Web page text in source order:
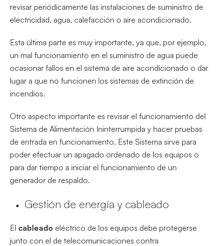
revisar periódicamente las instalaciones de suministro de
electricidad, agua, calefacción o aire acondicionado.
Esta última parte es muy importante, ya que, por ejemplo,
un mal funcionamiento en el suministro de agua puede
ocasionar fallos en el sistema de aire acondicionado o dar
lugar a que no funcionen los sistemas de extinción de
incendios.
Otro aspecto importante es revisar el funcionamiento del
Sistema de Alimentación Ininterrumpida y hacer pruebas
de entrada en funcionamiento. Este Sistema sirve para
poder efectuar un apagado ordenado de los equipos o
para dar tiempo a iniciar el funcionamiento de un
generador de respaldo.
Gestión de energía y cableado
El cableado eléctrico de los equipos debe protegerse
junto con el de telecomunicaciones contra